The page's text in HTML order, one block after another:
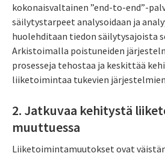
kokonaisvaltainen ”end-to-end”-
säilytystarpeet analysoidaan ja
huolehditaan tiedon säilytysajoista
Arkistoimalla poistuneiden
prosesseja tehostaa ja keskittää
liiketoimintaa tukevien
2. Jatkuvaa kehitystä
muuttuessa
Liiketoimintamuutokset ovat